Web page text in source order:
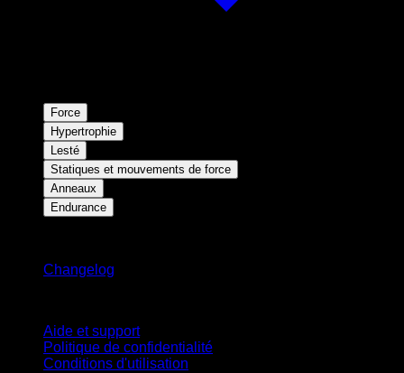
Force
Hypertrophie
Lesté
Statiques et mouvements de force
Anneaux
Endurance
Changelog
Aide et support
Politique de confidentialité
Conditions d'utilisation